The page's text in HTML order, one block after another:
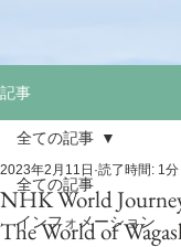
記事
全ての記事
インフォメーション
全ての記事
NHK World
The World of
2023年2月11日 読了時間: 1分